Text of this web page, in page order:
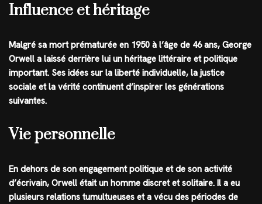
Influence et héritage
Malgré sa mort prématurée en 1950 à l’âge de 46 ans, George
Orwell a laissé derrière lui un héritage littéraire et politique
important. Ses idées sur la liberté individuelle, la justice
sociale et la vérité continuent d’inspirer les générations
suivantes.
Vie personnelle
En dehors de son engagement politique et de son activité
d’écrivain, Orwell était un homme discret et solitaire. Il a eu
plusieurs relations tumultueuses et a vécu des périodes de